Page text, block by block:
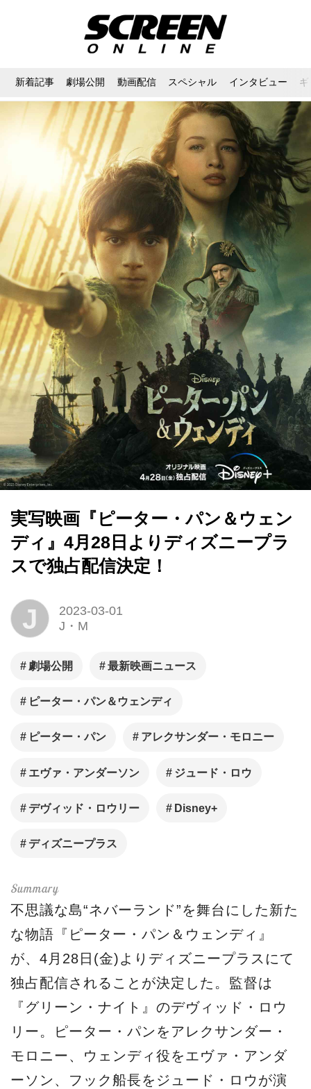
新着記事 劇場公開 動画配信 スペシャル インタビュー
実写映画『ピーター・パン＆ウェン
ディ』4月28日よりディズニープラ
スで独占配信決定！
J
2023-03-01
J・M
劇場公開 最新映画ニュース
ピーター・パン＆ウェンディ
ピーター・パン アレクサンダー・モロニー
エヴァ・アンダーソン ジュード・ロウ
デヴィッド・ロウリー Disney+
ディズニープラス
不思議な島“ネバーランド”を舞台にした新た
な物語『ピーター・パン＆ウェンディ』
が、4月28日(金)よりディズニープラスにて
独占配信されることが決定した。監督は
『グリーン・ナイト』のデヴィッド・ロウ
リー。ピーター・パンをアレクサンダー・
モロニー、ウェンディ役をエヴァ・アンダ
ーソン、フック船長をジュード・ロウが演